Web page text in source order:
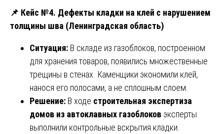
📌 Кейс №4. Дефекты кладки на клей с нарушением
толщины шва (Ленинградская область)
Ситуация: В складе из газоблоков, построенном
для хранения товаров, появились множественные
трещины в стенах. Каменщики экономили клей,
нанося его полосами, а не сплошным слоем.
Решение: В ходе строительная экспертиза
домов из автоклавных газоблоков эксперты
выполнили контрольные вскрытия кладки.